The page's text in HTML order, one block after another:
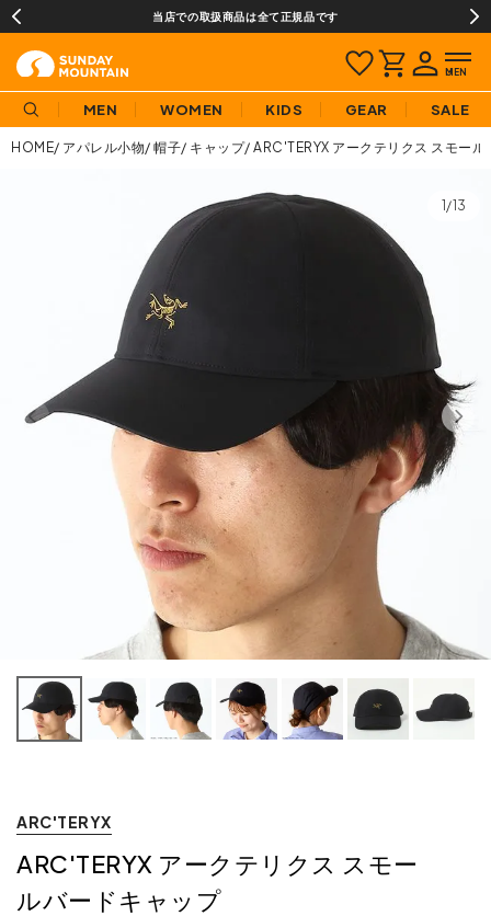
当店での取扱商品は全て正規品です
MEN WOMEN KIDS GEAR SALE
HOME アパレル小物 帽子 キャップ ARC'TERYX アークテリクス スモー
1/13
ARC'TERYX
ARC'TERYX アークテリクス スモー
ルバードキャップ